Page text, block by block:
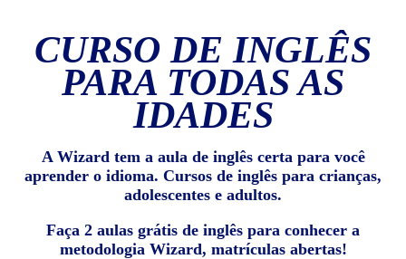
CURSO DE INGLÊS
PARA TODAS AS
IDADES
A Wizard tem a aula de inglês certa para você
aprender o idioma. Cursos de inglês para crianças,
adolescentes e adultos.
Faça 2 aulas grátis de inglês para conhecer a
metodologia Wizard, matrículas abertas!